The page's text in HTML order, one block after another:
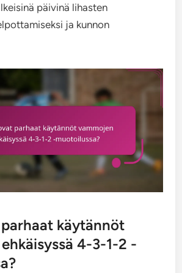
päivinä lihasten
ja kunnon
käytännöt
4-3-1-2 -